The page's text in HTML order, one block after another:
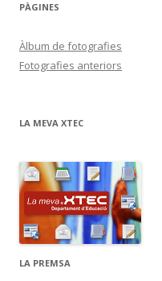
PÀGINES
Àlbum de fotografies
Fotografies anteriors
LA MEVA XTEC
LA PREMSA